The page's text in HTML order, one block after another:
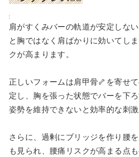
肩がすくみバーの軌道が安定しな
と胸ではなく肩ばかりに効いてし
クが高まります。
正しいフォームは肩甲骨🦴を寄せ
定し、胸を張った状態でバーを下
姿勢を維持できないと効率的な刺激
さらに、過剰にブリッジを作り腰
も見られ、腰痛リスクが高まる点